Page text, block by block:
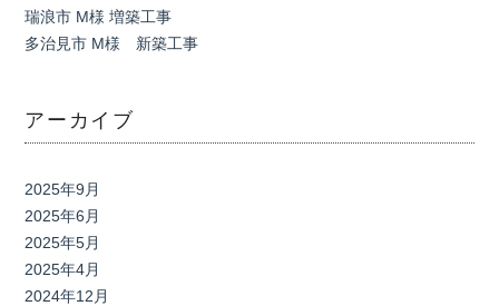
瑞浪市 M様 増築工事
多治見市 M様 新築工事
アーカイブ
2025年9月
2025年6月
2025年5月
2025年4月
2024年12月